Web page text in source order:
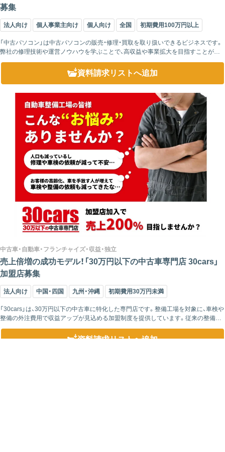
募集
法人向け 個人事業主向け 個人向け 全国 初期費用100万円以上
「中古パソコン」は中古パソコンの販売・修理・買取を取り扱いできるビジネスです。
弊社の修理技術や運営ノウハウを学ぶことで、高収益や事業拡大を目指すことがで
きます。当ビジネスのほかにも、ネット販売やクラウドサービスなど副収入源も用意
資料請求リストへ追加
中古車・自動車・フランチャイズ・収益・独立
売上倍増の成功モデル！「30万円以下の中古車専門店 30cars」
加盟店募集
法人向け 中国・四国 九州・沖縄 初期費用30万円未満
「30cars」は、30万円以下の中古車に特化した専門店です。整備工場を対象に、車検や
整備の外注費用で収益アップが見込める加盟制度を提供しています。従来の整備業
資料請求リストへ追加